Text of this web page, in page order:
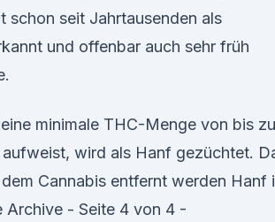
schon seit Jahrtausenden als
und offenbar auch sehr früh
minimale THC-Menge von bis zu
aufweist, wird als Hanf gezüchtet.
Cannabis entfernt werden Hanf
Archive - Seite 4 von 4 -